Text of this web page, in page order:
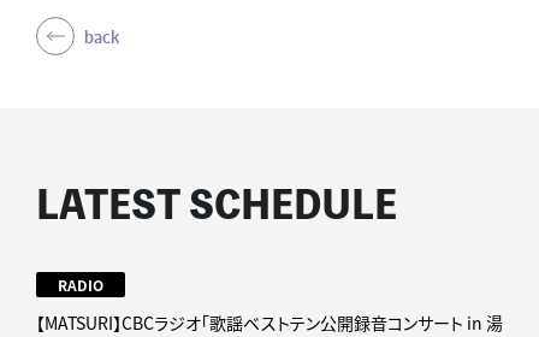
back
LATEST SCHEDULE
RADIO
【MATSURI】CBCラジオ「歌謡ベストテン公開録音コンサート in 湯